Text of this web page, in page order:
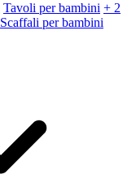
Tavoli per bambini + 2
Scaffali per bambini